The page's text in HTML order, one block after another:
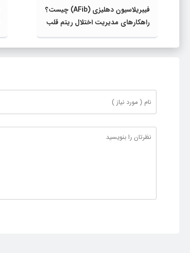
فیبریلاسیون دهلیزی (AFib) چیست؟
راهکارهای مدیریت اختلال ریتم قلب